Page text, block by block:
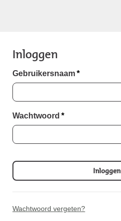
Inloggen
Gebruikersnaam*
Wachtwoord *
Inloggen
Wachtwoord vergeten?